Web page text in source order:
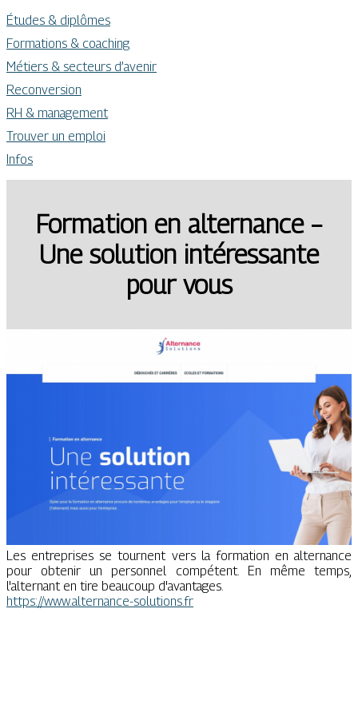
Études & diplômes
Formations & coaching
Métiers & secteurs d’avenir
Reconversion
RH & management
Trouver un emploi
Infos
Formation en alternance –
Une solution intéressante
pour vous
Les entreprises se tournent vers la formation en alternance
pour obtenir un personnel compétent. En même temps,
l'alternant en tire beaucoup d'avantages.
https://www.alternance-solutions.fr